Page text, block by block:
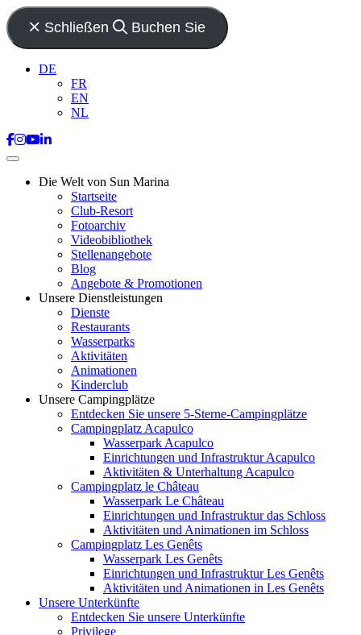
Schließen Buchen Sie
DE
FR
EN
NL
Die Welt von Sun Marina
Startseite
Club-Resort
Fotoarchiv
Videobibliothek
Stellenangebote
Blog
Angebote & Promotionen
Unsere Dienstleistungen
Dienste
Restaurants
Wasserparks
Aktivitäten
Animationen
Kinderclub
Unsere Campingplätze
Entdecken Sie unsere 5-Sterne-Campingplätze
Campingplatz Acapulco
Wasserpark Acapulco
Einrichtungen und Infrastruktur Acapulco
Aktivitäten & Unterhaltung Acapulco
Campingplatz le Château
Wasserpark Le Château
Einrichtungen und Infrastruktur das Schloss
Aktivitäten und Animationen im Schloss
Campingplatz Les Genêts
Wasserpark Les Genêts
Einrichtungen und Infrastruktur Les Genêts
Aktivitäten und Animationen in Les Genêts
Unsere Unterkünfte
Entdecken Sie unsere Unterkünfte
Privilege